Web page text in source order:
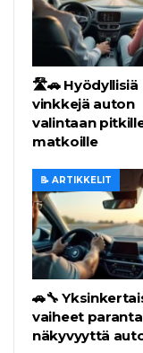
🛣️🚗 Hyödyllisiä
vinkkejä auton
valintaan
matkoille
📝 ARTIKKELIT
🚗🔧
vaiheet
näkyvyyttä